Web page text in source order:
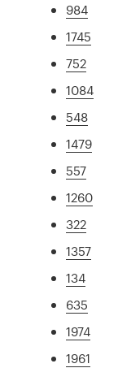
984
1745
752
1084
548
1479
557
1260
322
1357
134
635
1974
1961